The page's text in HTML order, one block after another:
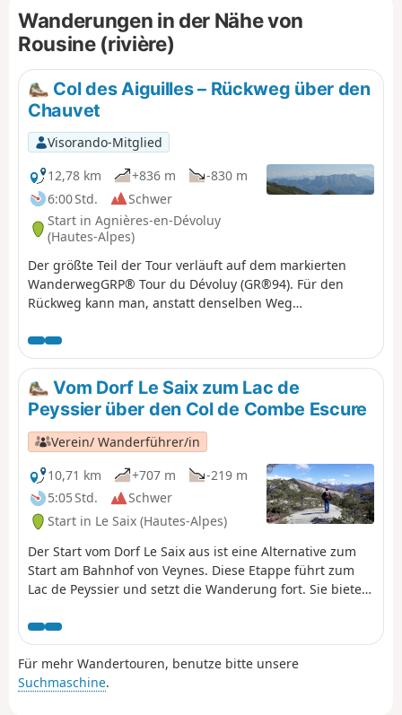
Aurouze auf dem kleinen Berg Pic Ponçon.
Dieser Aussichtspunkt bietet einen
wunderschönen Panoramablick auf die
Berge von Gap und darüber hinaus: Céüze,
Bure, Charance, Chaillol, Le Sirac, Les
Autanes, Chabrières bis hin zum Morgon
und den Alpes de Haute-Provence.
Wanderungen in der Nähe von
Rousine (rivière)
Col des Aiguilles – Rückweg über den
Chauvet
Visorando-Mitglied
12,78 km
+836 m
-830 m
6:00 Std.
Schwer
Start in Agnières-en-Dévoluy
(Hautes-Alpes)
Der größte Teil der Tour verläuft auf dem markierten
WanderwegGRP® Tour du Dévoluy (GR®94). Für den
Rückweg kann man, anstatt denselben Weg
den kleinen Gebirgspass und den Charvet zurückkehren.
Diese Route verläuft abseits der Wege. Diese Variante
sollte nur bei guter Sicht unternommen werden und
erfordert Kenntnisse im Umgang mit Karte und
Kompass, die für das Wandern abseits der Wege
unerlässlich sind. Die Aussicht vom Chauvet auf den
Dévoluy ist wunderschön.
Vom Dorf Le Saix zum Lac de
Peyssier über den Col de Combe Escure
Verein/ Wanderführer/in
10,71 km
+707 m
-219 m
5:05 Std.
Schwer
Start in Le Saix (Hautes-Alpes)
Der Start vom Dorf Le Saix aus ist eine Alternative zum
Start am Bahnhof von Veynes. Diese Etappe führt zum
Lac de Peyssier und setzt die Wanderung fort. Sie bietet
atemberaubender Blick auf die Gouravour-Schlucht,
einzigartige Ausblicke auf das Buëch-Tal und das
Dévoluy-Massiv, Durchquerung des ehemaligen Weilers
La Péguière, Erkundung der Abtei von Clausonne und
Für mehr Wandertouren, benutze bitte unsere
Suchmaschine.